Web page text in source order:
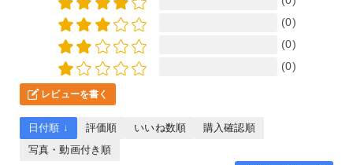
(0)
(0)
(0)
レビューを書く
日付順 ↓ 評価順 いいね数順
購入確認順
写真・動画付き順